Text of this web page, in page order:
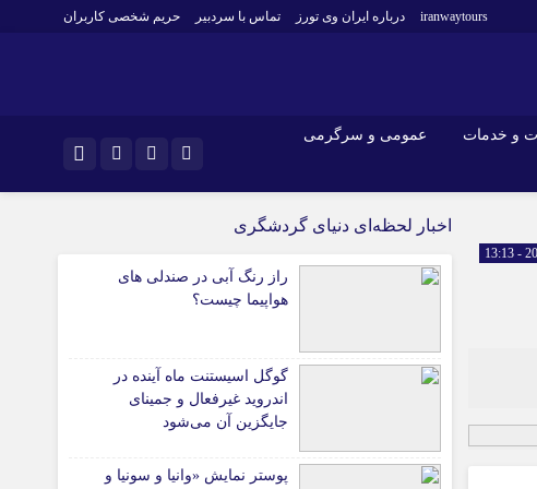
iranwaytours درباره ایران وی تورز تماس با سردبیر حریم شخصی کاربران
و خدمات عمومی و سرگرمی
اینستاگرام
صنعت و تجارت و خدمات
اقتصاد گردشگری
خودرو
اخبار لحظه‌ای دنیای گردشگری
راز رنگ آبی در صندلی های
هواپیما چیست؟
گوگل اسیستنت ماه آینده در
اندروید غیرفعال و جمینای
جایگزین آن می‌شود
پوستر نمایش «وانیا و سونیا و